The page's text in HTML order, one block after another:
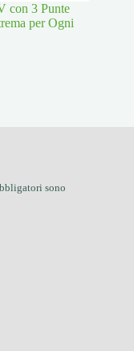
con 3 Punte
per Ogni
sono